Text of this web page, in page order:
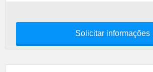
Solicitar informações